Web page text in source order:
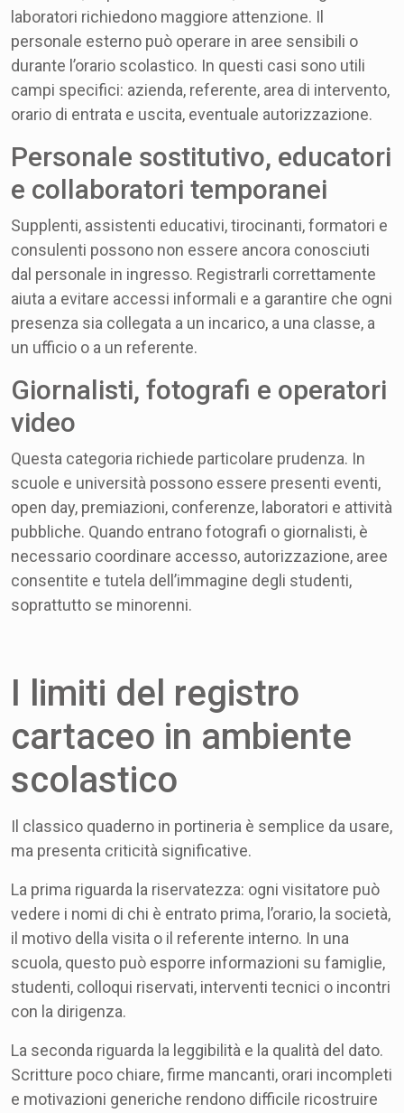
laboratori richiedono maggiore attenzione. Il
personale esterno può operare in aree sensibili o
durante l’orario scolastico. In questi casi sono utili
campi specifici: azienda, referente, area di intervento,
orario di entrata e uscita, eventuale autorizzazione.
Personale sostitutivo, educatori
e collaboratori temporanei
Supplenti, assistenti educativi, tirocinanti, formatori e
consulenti possono non essere ancora conosciuti
dal personale in ingresso. Registrarli correttamente
aiuta a evitare accessi informali e a garantire che ogni
presenza sia collegata a un incarico, a una classe, a
un ufficio o a un referente.
Giornalisti, fotografi e operatori
video
Questa categoria richiede particolare prudenza. In
scuole e università possono essere presenti eventi,
open day, premiazioni, conferenze, laboratori e attività
pubbliche. Quando entrano fotografi o giornalisti, è
necessario coordinare accesso, autorizzazione, aree
consentite e tutela dell’immagine degli studenti,
soprattutto se minorenni.
I limiti del registro
cartaceo in ambiente
scolastico
Il classico quaderno in portineria è semplice da usare,
ma presenta criticità significative.
La prima riguarda la riservatezza: ogni visitatore può
vedere i nomi di chi è entrato prima, l’orario, la società,
il motivo della visita o il referente interno. In una
scuola, questo può esporre informazioni su famiglie,
studenti, colloqui riservati, interventi tecnici o incontri
con la dirigenza.
La seconda riguarda la leggibilità e la qualità del dato.
Scritture poco chiare, firme mancanti, orari incompleti
e motivazioni generiche rendono difficile ricostruire